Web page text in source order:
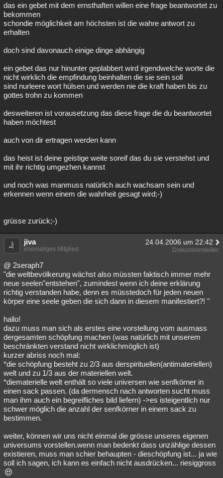
das ein gebet mit dem ernsthaften willen eine frage beantwortet zu
bekommen
schondie möglichkeit am höchsten ist die wahre antwort zu
erhalten
doch sind davonauch einige dinge abhängig
ein gebet das nur hinunter geplabbert wird irgendwelche worte die
nicht wirklich die empfindung beinhalten die sie sein soll
sind nurleere wort hülsen und werden nie die kraft haben bis zu
gottes trohn zu kommen
desweiteren ist vorausetzung das diese frage die du beantwortet
haben möchtest
auch von dir ertragen werden kann
das heist ist deine geistige weite soreif das du sie verstehst und
mit ihr richtig umgezhen kannst
und noch was manmuss natürlich auch wachsam sein und
erkennen wenn einem die wahrheit gesagt wird;-)
grüsse zurück;-)
jiva 24.04.2006 um 22:42
ehemaliges Mitglied Diskussionsleiter
@ 2seraph7
"die weltbevölkerung wächst also müssten faktisch immer mehr
neue seelen"entstehen", zumindest wenn ich deine erklärung
richtig verstanden habe, denn es müsstedoch für jeden neuen
körper eine seele geben die sich dann in diesem manifestiert?! "
hallo!
dazu muss man sich als erstes eine vorstellung vom ausmass
dergesamten schöpfung machen (was natürlich mit unserem
beschränkten verstand nicht wirklichmöglich ist)
kurzer abriss noch mal:
*die schöpfung besteht zu 2/3 aus derspirituellen(antimateriellen)
welt und zu 1/3 aus der materiellen welt.
*diematerielle welt enthält so viele universen wie senfkörner in
einen sack passen. (da dermensch nach antworten sucht muss
man ihm auch ein begreifliches bild liefern) ->es isteigentlich nur
schwer möglich die anzahl der senfkörner in einem sack zu
bestimmen.
weiter, können wir uns nicht einmal die grösse unseres eigenen
universums vorstellen.wenn man bedenkt dass unzählige dessen
existieren, muss man schier behaupten - dieschöpfung ist... ja wie
soll ich sagen, ich kann es einfach nicht ausdrücken... riesiggross